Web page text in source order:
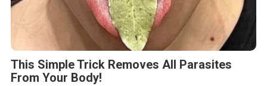
This Simple Trick Removes All Parasites
From Your Body!